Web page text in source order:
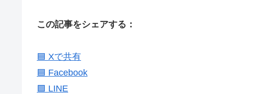
この記事をシェアする：
🟦 Xで共有
🟦 Facebook
🟩 LINE